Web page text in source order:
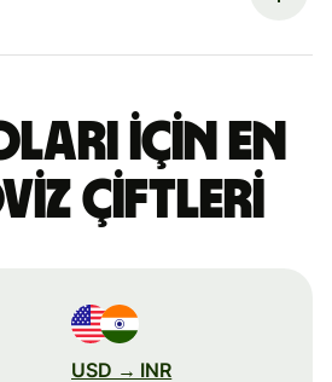
için en
çiftleri
USD → INR